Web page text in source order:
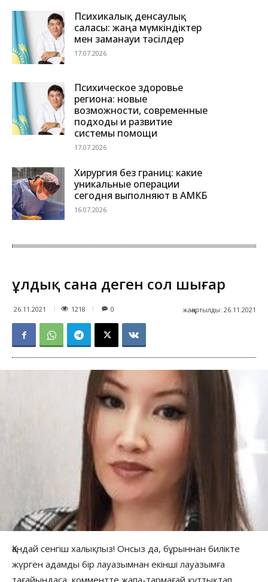
Психикалық денсаулық
саласы: жаңа мүмкіндіктер
мен заманауи тәсілдер
17.07.2026
Психическое здоровье
региона: новые
возможности, современные
подходы и развитие
системы помощи
17.07.2026
Хирургия без границ: какие
уникальные операции
сегодня выполняют в АМКБ
16.07.2026